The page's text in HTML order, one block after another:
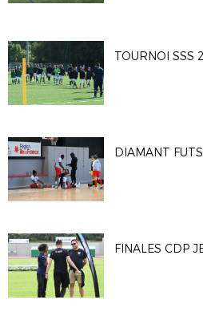
TOURNOI SSS
FINALES CDP